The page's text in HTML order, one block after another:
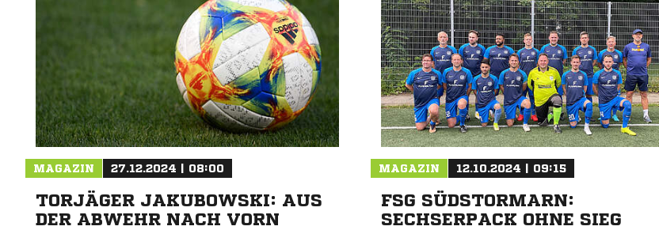
MAGAZIN 27.12.2024 | 08:00
TORJÄGER JAKUBOWSKI: AUS
DER ABWEHR NACH VORN
MAGAZIN 12.10.2024 | 09:15
FSG SÜDSTORMARN:
SECHSERPACK OHNE SIEG